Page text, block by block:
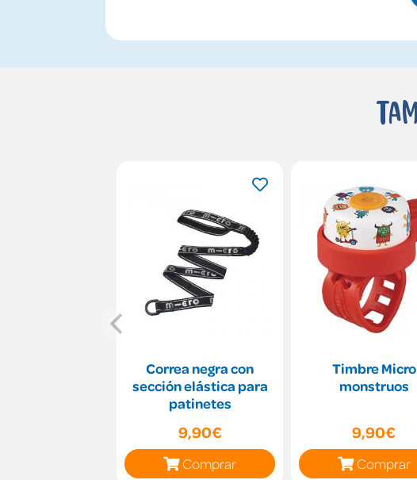
Correa negra con
sección elástica para
patinetes
9,90€
Comprar
Timbre Micro
monstruos
9,90€
Comprar